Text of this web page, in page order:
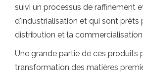
suivi un processus de raffinement
d'industrialisation et qui sont prêts
distribution et la commercialisation.
Une grande partie de ces produits
transformation des matières